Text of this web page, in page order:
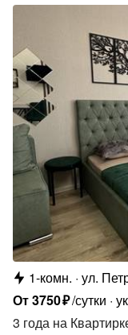
сложностей мы
КУРЯТ , запах
белье в квартире.
подлежит
1-комн. ул.
От3750₽/сутки
3 года на